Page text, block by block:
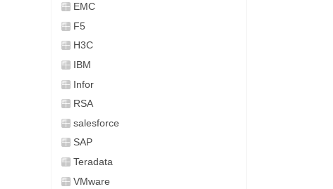
EMC
F5
H3C
IBM
Infor
RSA
salesforce
SAP
Teradata
VMware